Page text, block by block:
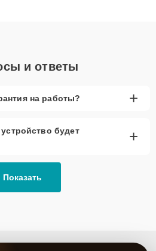
и ответы
на работы? +
будет
+
Показать